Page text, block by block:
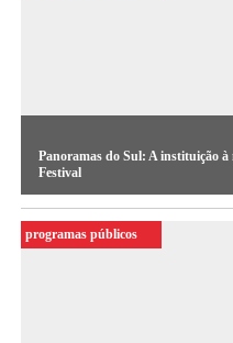
Panoramas do Sul: A instituição à
Festival
Redes colaborativas
associações e profissionais do
programas públicos